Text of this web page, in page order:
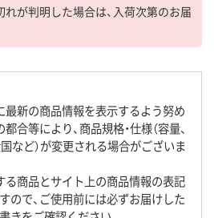
れが判明した場合は、入荷次第のお届
最新の商品情報を表示するよう努め
合等により、商品規格・仕様（容量、
など）が変更される場合がございま
る商品とサイト上の商品情報の表記
ので、ご使用前には必ずお届けした